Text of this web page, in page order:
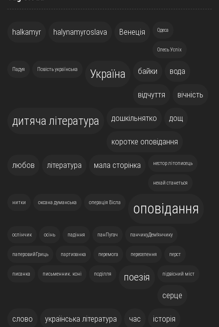
halkamyr halynamyroslava Венеція Одеса
Олесь Успіх
Падуя Повість українська Україна байки вода
відчуття вічність
дитяча література дошкільнятко дощ
коротке оповідання
любов література мала сторінка нестор літописець
нехай станеться
нитки оксана думанська операція Вісла оповідання
ослінчик осінь падіння панПугач панчикуДем'янчику
паперовийГриць партизанка перемога переселення перст
писанка письменник. коні поділля поезія підвісний міст
серце
слово українська література час історія